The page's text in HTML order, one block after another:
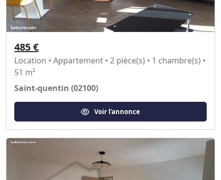
485 €
Location • Appartement • 2 pièce(s) • 1 chambre(s) •
51 m²
Saint-quentin (02100)
Voir l'annonce